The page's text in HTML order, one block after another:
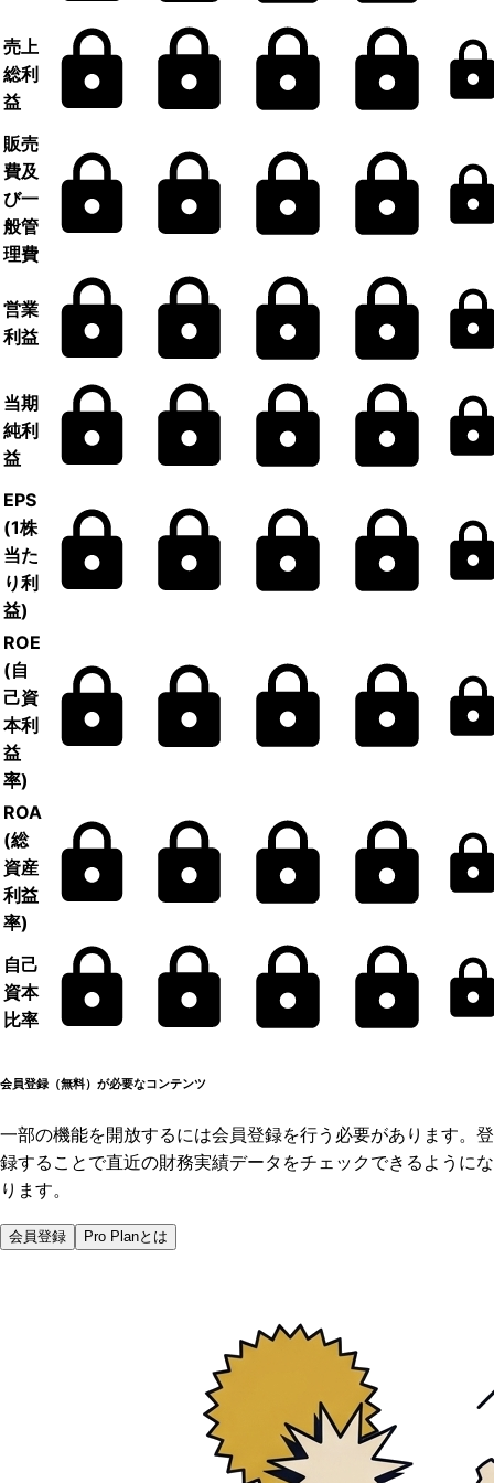
売上
総利
益
販売
費及
び一
般管
理費
営業
利益
当期
純利
益
EPS
(1株
当た
り利
益)
ROE
(自
己資
本利
益
率)
ROA
(総
資産
利益
率)
自己
資本
比率
会員登録（無料）が必要なコンテンツ
一部の機能を開放するには会員登録を行う必要があります。登
録することで直近の財務実績データをチェックできるようにな
ります。
会員登録 Pro Planとは